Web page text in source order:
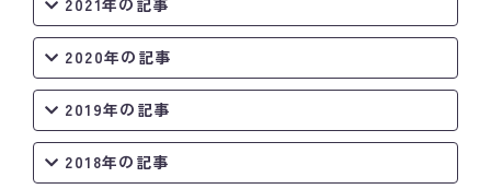
2021年の記事
2020年の記事
2019年の記事
2018年の記事